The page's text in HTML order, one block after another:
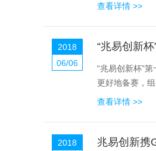
查看详情 >>
2018
06/06
“兆易创新
“兆易创新杯”
更好地备赛，
查看详情 >>
2018 兆易创新携